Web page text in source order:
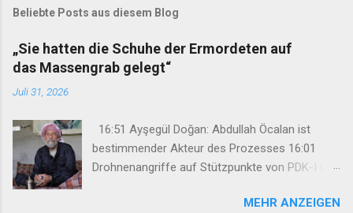
Beliebte Posts aus diesem Blog
„Sie hatten die Schuhe der Ermordeten auf
das Massengrab gelegt“
Juli 31, 2026
16:51 Ayşegül Doğan: Abdullah Öcalan ist
bestimmender Akteur des Prozesses 16:01
Drohnenangriffe auf Stützpunkte von PDK-I und
nicht vergessen und werden es niemals
MEHR ANZEIGEN